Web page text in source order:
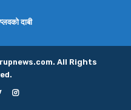
दाबी
All Rights